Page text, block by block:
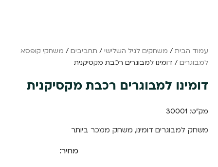
עמוד הבית / משחקים לגיל השלישי / תחביבים / משחקי קופסא
למבוגרים / דומינו למבוגרים רכבת מקסיקנית
דומינו למבוגרים רכבת מקסיקנית
מק"ט: 30001
משחק למבוגרים דומינו, משחק ממכר ביותר
מחיר: